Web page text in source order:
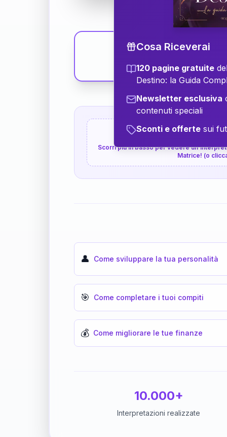
👇 P.S. Interpretazione
Scorri più in basso per vedere
Matrice! (o
👤 Come sviluppare la tua personalità
🎯 Come completare i tuoi compiti
💰 Come migliorare le tue finanze
10.000+
Interpretazioni realizzate
Cosa Riceverai
120 pagine gratuite
Destino: la Guida
Newsletter esclusiva
contenuti speciali
Sconti e offerte sui